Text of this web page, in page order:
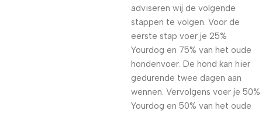
adviseren wij de volgende
stappen te volgen. Voor de
eerste stap voer je 25%
Yourdog en 75% van het oude
hondenvoer. De hond kan hier
gedurende twee dagen aan
wennen. Vervolgens voer je 50%
Yourdog en 50% van het oude